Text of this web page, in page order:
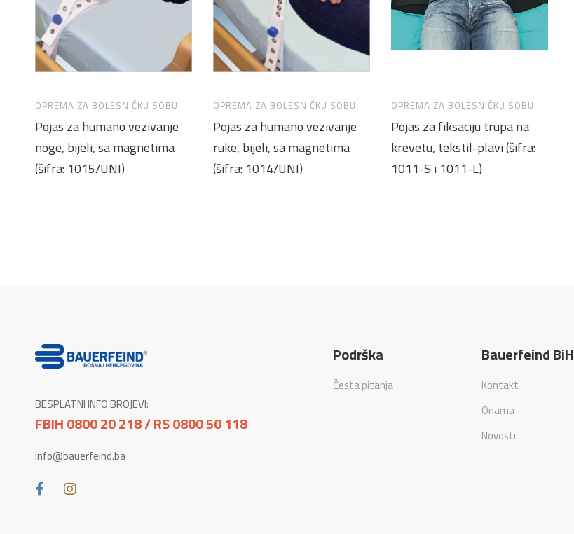
OPREMA ZA BOLESNIČKU SOBU
Pojas za humano vezivanje
noge, bijeli, sa magnetima
(šifra: 1015/UNI)
OPREMA ZA BOLESNIČKU SOBU
Pojas za humano vezivanje
ruke, bijeli, sa magnetima
(šifra: 1014/UNI)
OPREMA ZA BOLESNIČKU SOBU
Pojas za fiksaciju trupa na
krevetu, tekstil-plavi (šifra:
1011-S i 1011-L)
BESPLATNI INFO BROJEVI:
FBIH 0800 20 218 / RS 0800 50 118
info@bauerfeind.ba
Podrška
Česta pitanja
Bauerfeind BiH
Kontakt
Onama
Novosti